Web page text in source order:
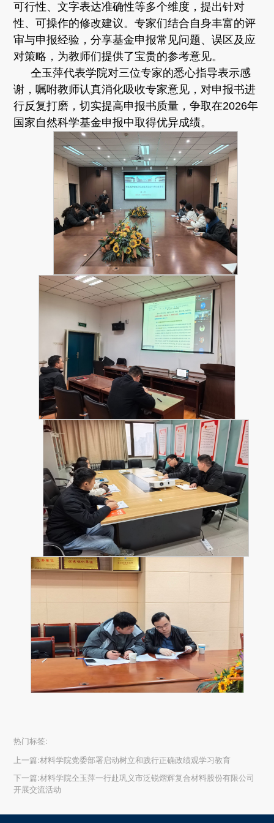
可行性、文字表达准确性等多个维度，提出针对
性、可操作的修改建议。专家们结合自身丰富的评
审与申报经验，分享基金申报常见问题、误区及应
对策略，为教师们提供了宝贵的参考意见。
仝玉萍代表学院对三位专家的悉心指导表示感
谢，嘱咐教师认真消化吸收专家意见，对申报书进
行反复打磨，切实提高申报书质量，争取在2026年
国家自然科学基金申报中取得优异成绩。
热门标签:
上一篇:材料学院党委部署启动树立和践行正确政绩观学习教育
下一篇:材料学院仝玉萍一行赴‌巩义市泛锐熠辉复合材料股份有限公司
开展交流活动